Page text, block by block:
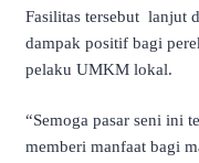
Fasilitas tersebut lanjut
dampak positif bagi
pelaku UMKM lokal.
“Semoga pasar seni ini
memberi manfaat bagi